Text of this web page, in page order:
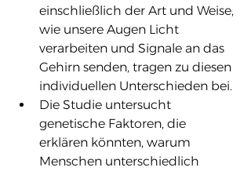
einschließlich der Art und Weise,
wie unsere Augen Licht
verarbeiten und Signale an das
Gehirn senden, tragen zu diesen
individuellen Unterschieden bei.
Die Studie untersucht
genetische Faktoren, die
erklären könnten, warum
Menschen unterschiedlich